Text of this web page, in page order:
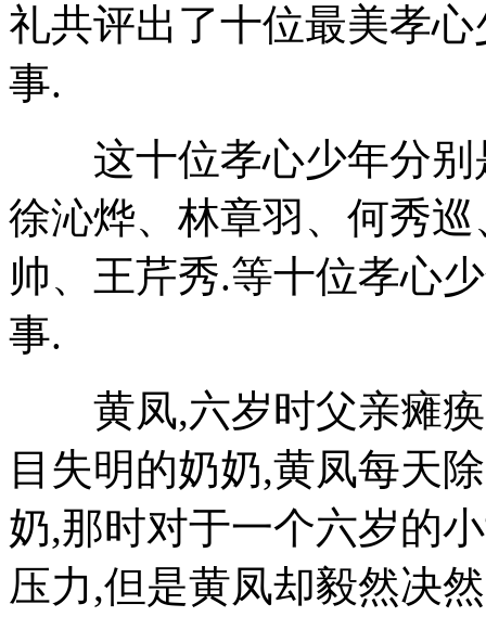
礼共评出了十位最美孝
事.
这十位孝心少年分别
徐沁烨、林章羽、何秀
帅、王芹秀.等十位孝心
事.
黄凤,六岁时父亲瘫痪,
目失明的奶奶,黄凤每天
奶,那时对于一个六岁的
压力,但是黄凤却毅然决